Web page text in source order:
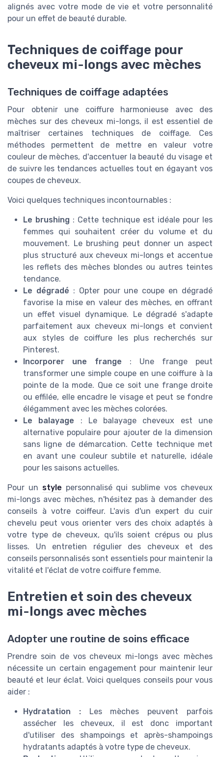
alignés avec votre mode de vie et votre personnalité
pour un effet de beauté durable.
Techniques de coiffage pour
cheveux mi-longs avec mèches
Techniques de coiffage adaptées
Pour obtenir une coiffure harmonieuse avec des
mèches sur des cheveux mi-longs, il est essentiel de
maîtriser certaines techniques de coiffage. Ces
méthodes permettent de mettre en valeur votre
couleur de mèches, d'accentuer la beauté du visage et
de suivre les tendances actuelles tout en égayant vos
coupes de cheveux.
Voici quelques techniques incontournables :
Le brushing : Cette technique est idéale pour les
femmes qui souhaitent créer du volume et du
mouvement. Le brushing peut donner un aspect
plus structuré aux cheveux mi-longs et accentue
les reflets des mèches blondes ou autres teintes
tendance.
Le dégradé : Opter pour une coupe en dégradé
favorise la mise en valeur des mèches, en offrant
un effet visuel dynamique. Le dégradé s'adapte
parfaitement aux cheveux mi-longs et convient
aux styles de coiffure les plus recherchés sur
Pinterest.
Incorporer une frange : Une frange peut
transformer une simple coupe en une coiffure à la
pointe de la mode. Que ce soit une frange droite
ou effilée, elle encadre le visage et peut se fondre
élégamment avec les mèches colorées.
Le balayage : Le balayage cheveux est une
alternative populaire pour ajouter de la dimension
sans ligne de démarcation. Cette technique met
en avant une couleur subtile et naturelle, idéale
pour les saisons actuelles.
Pour un style personnalisé qui sublime vos cheveux
mi-longs avec mèches, n'hésitez pas à demander des
conseils à votre coiffeur. L'avis d'un expert du cuir
chevelu peut vous orienter vers des choix adaptés à
votre type de cheveux, qu'ils soient crépus ou plus
lisses. Un entretien régulier des cheveux et des
conseils personnalisés sont essentiels pour maintenir la
vitalité et l'éclat de votre coiffure femme.
Entretien et soin des cheveux
mi-longs avec mèches
Adopter une routine de soins efficace
Prendre soin de vos cheveux mi-longs avec mèches
nécessite un certain engagement pour maintenir leur
beauté et leur éclat. Voici quelques conseils pour vous
aider :
Hydratation :Les mèches peuvent parfois
assécher les cheveux, il est donc important
d'utiliser des shampoings et après-shampoings
hydratants adaptés à votre type de cheveux.